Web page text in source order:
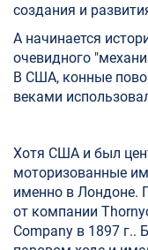
создания и
А начинается
очевидного
В США, конные
веками
Хотя США и был
моторизованные
именно в Лондоне.
от компании
Company в 1897 г..